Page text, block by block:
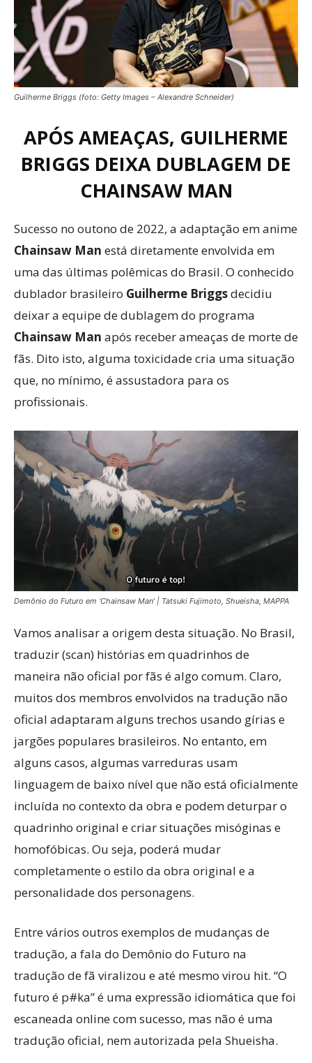
Guilherme Briggs (foto: Getty Images – Alexandre Schneider)
APÓS AMEAÇAS, GUILHERME
BRIGGS DEIXA DUBLAGEM DE
CHAINSAW MAN
Sucesso no outono de 2022, a adaptação em anime
Chainsaw Man está diretamente envolvida em
uma das últimas polêmicas do Brasil. O conhecido
dublador brasileiro Guilherme Briggsdecidiu
deixar a equipe de dublagem do programa
Chainsaw Man após receber ameaças de morte de
fãs. Dito isto, alguma toxicidade cria uma situação
que, no mínimo, é assustadora para os
profissionais.
Demônio do Futuro em ‘Chainsaw Man’ | Tatsuki Fujimoto, Shueisha, MAPPA
Vamos analisar a origem desta situação. No Brasil,
traduzir (scan) histórias em quadrinhos de
maneira não oficial por fãs é algo comum. Claro,
muitos dos membros envolvidos na tradução não
oficial adaptaram alguns trechos usando gírias e
jargões populares brasileiros. No entanto, em
alguns casos, algumas varreduras usam
linguagem de baixo nível que não está oficialmente
incluída no contexto da obra e podem deturpar o
quadrinho original e criar situações misóginas e
homofóbicas. Ou seja, poderá mudar
completamente o estilo da obra original e a
personalidade dos personagens.
Entre vários outros exemplos de mudanças de
tradução, a fala do Demônio do Futuro na
tradução de fã viralizou e até mesmo virou hit. “O
futuro é p#ka” é uma expressão idiomática que foi
escaneada online com sucesso, mas não é uma
tradução oficial, nem autorizada pela Shueisha.